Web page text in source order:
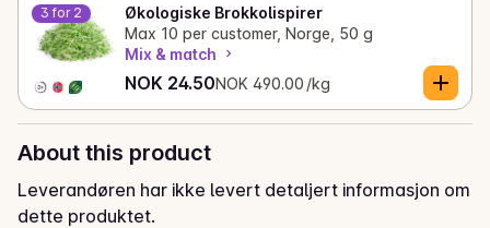
3 for 2
Økologiske Brokkolispirer
Max 10 per customer, Norge, 50 g
Mix & match
NOK 24.50
Current price is: NOK 24.50
NOK 490.00 /kg
Unit price: NOK 490.00 /kg
About this product
Leverandøren har ikke levert detaljert informasjon om
dette produktet.